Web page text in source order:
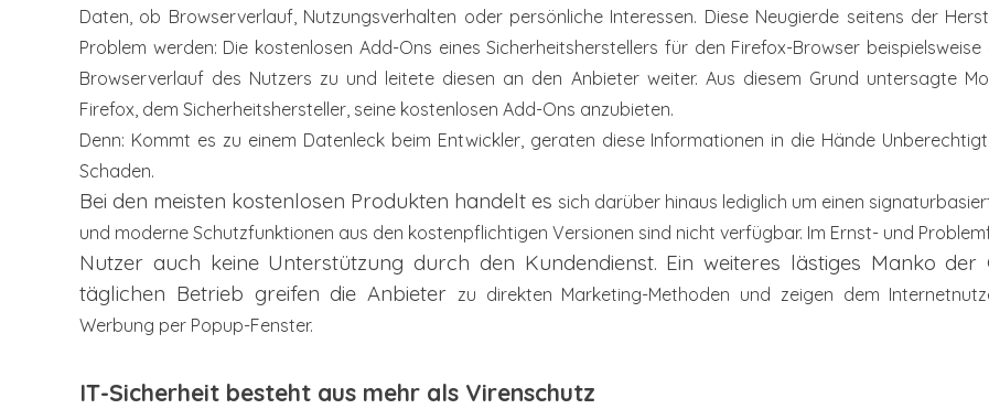
Daten, ob Browserverlauf, Nutzungsverhalten oder persönliche Interessen. Diese Neugierde seitens der
Problem werden: Die kostenlosen Add-Ons eines Sicherheitsherstellers für den Firefox-Browser
Browserverlauf des Nutzers zu und leitete diesen an den Anbieter weiter. Aus diesem Grund untersagte
Firefox, dem Sicherheitshersteller, seine kostenlosen Add-Ons anzubieten.
Denn: Kommt es zu einem Datenleck beim Entwickler, geraten diese Informationen in die Hände
Schaden.
Bei den meisten kostenlosen Produkten handelt es sich darüber hinaus lediglich um einen
und moderne Schutzfunktionen aus den kostenpflichtigen Versionen sind nicht verfügbar. Im Ernst- und
Nutzer auch keine Unterstützung durch den Kundendienst. Ein weiteres lästiges Manko der
täglichen Betrieb greifen die Anbieter zu direkten Marketing-Methoden und zeigen dem
Werbung per Popup-Fenster.
IT-Sicherheit besteht aus mehr als Virenschutz